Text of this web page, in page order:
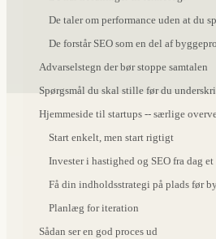
De taler om performance uden at du
De forstår SEO som en del af
Advarselstegn der bør stoppe samtalen
Spørgsmål du skal stille før du
Hjemmeside til startups -- særlige
Start enkelt, men start rigtigt
Invester i hastighed og SEO fra dag et
Få din indholdsstrategi på plads før
Planlæg for iteration
Sådan ser en god proces ud